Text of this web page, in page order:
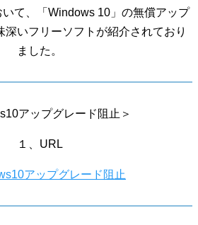
て、「Windows 10」の無償アップ
深いフリーソフトが紹介されており
ました。
アップグレード阻止＞
１、URL
アップグレード阻止